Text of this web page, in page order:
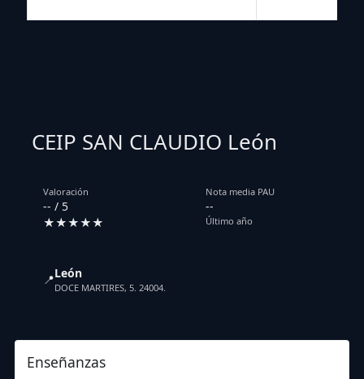
CEIP SAN CLAUDIO León
Valoración
-- / 5
★★★★★
Nota media PAU
--
Último año
📍León
DOCE MARTIRES, 5. 24004.
Enseñanzas